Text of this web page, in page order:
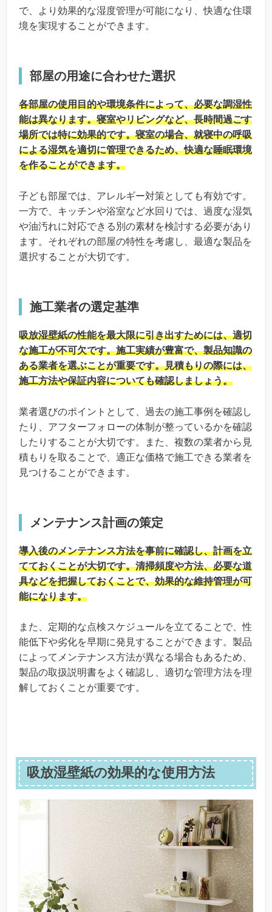
で、より効果的な湿度管理が可能になり、快適な住環
境を実現することができます。
部屋の用途に合わせた選択
各部屋の使用目的や環境条件によって、必要な調湿性
能は異なります。寝室やリビングなど、長時間過ごす
場所では特に効果的です。寝室の場合、就寝中の呼吸
による湿気を適切に管理できるため、快適な睡眠環境
を作ることができます。
子ども部屋では、アレルギー対策としても有効です。
一方で、キッチンや浴室など水回りでは、過度な湿気
や油汚れに対応できる別の素材を検討する必要があり
ます。それぞれの部屋の特性を考慮し、最適な製品を
選択することが大切です。
施工業者の選定基準
吸放湿壁紙の性能を最大限に引き出すためには、適切
な施工が不可欠です。施工実績が豊富で、製品知識の
ある業者を選ぶことが重要です。見積もりの際には、
施工方法や保証内容についても確認しましょう。
業者選びのポイントとして、過去の施工事例を確認し
たり、アフターフォローの体制が整っているかを確認
したりすることが大切です。また、複数の業者から見
積もりを取ることで、適正な価格で施工できる業者を
見つけることができます。
メンテナンス計画の策定
導入後のメンテナンス方法を事前に確認し、計画を立
てておくことが大切です。清掃頻度や方法、必要な道
具などを把握しておくことで、効果的な維持管理が可
能になります。
また、定期的な点検スケジュールを立てることで、性
能低下や劣化を早期に発見することができます。製品
によってメンテナンス方法が異なる場合もあるため、
製品の取扱説明書をよく確認し、適切な管理方法を理
解しておくことが重要です。
吸放湿壁紙の効果的な使用方法